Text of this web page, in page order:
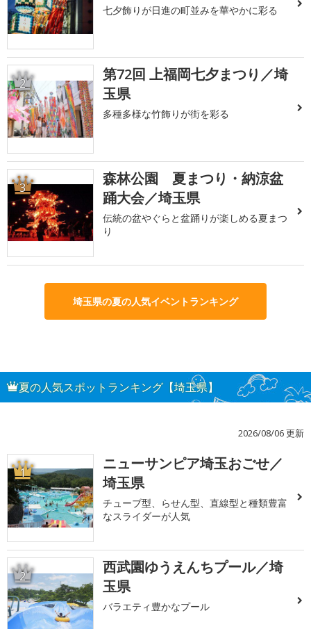
七夕飾りが日進の町並みを華やかに彩る
2
第72回 上福岡七夕まつり／埼
玉県
多種多様な竹飾りが街を彩る
3
森林公園 夏まつり・納涼盆
踊大会／埼玉県
伝統の盆やぐらと盆踊りが楽しめる夏まつ
り
埼玉県の夏の人気イベントランキング
夏の人気スポットランキング【埼玉県】
2026/08/06 更新
1
ニューサンピア埼玉おごせ／
埼玉県
チューブ型、らせん型、直線型と種類豊富
なスライダーが人気
2
西武園ゆうえんちプール／埼
玉県
バラエティ豊かなプール